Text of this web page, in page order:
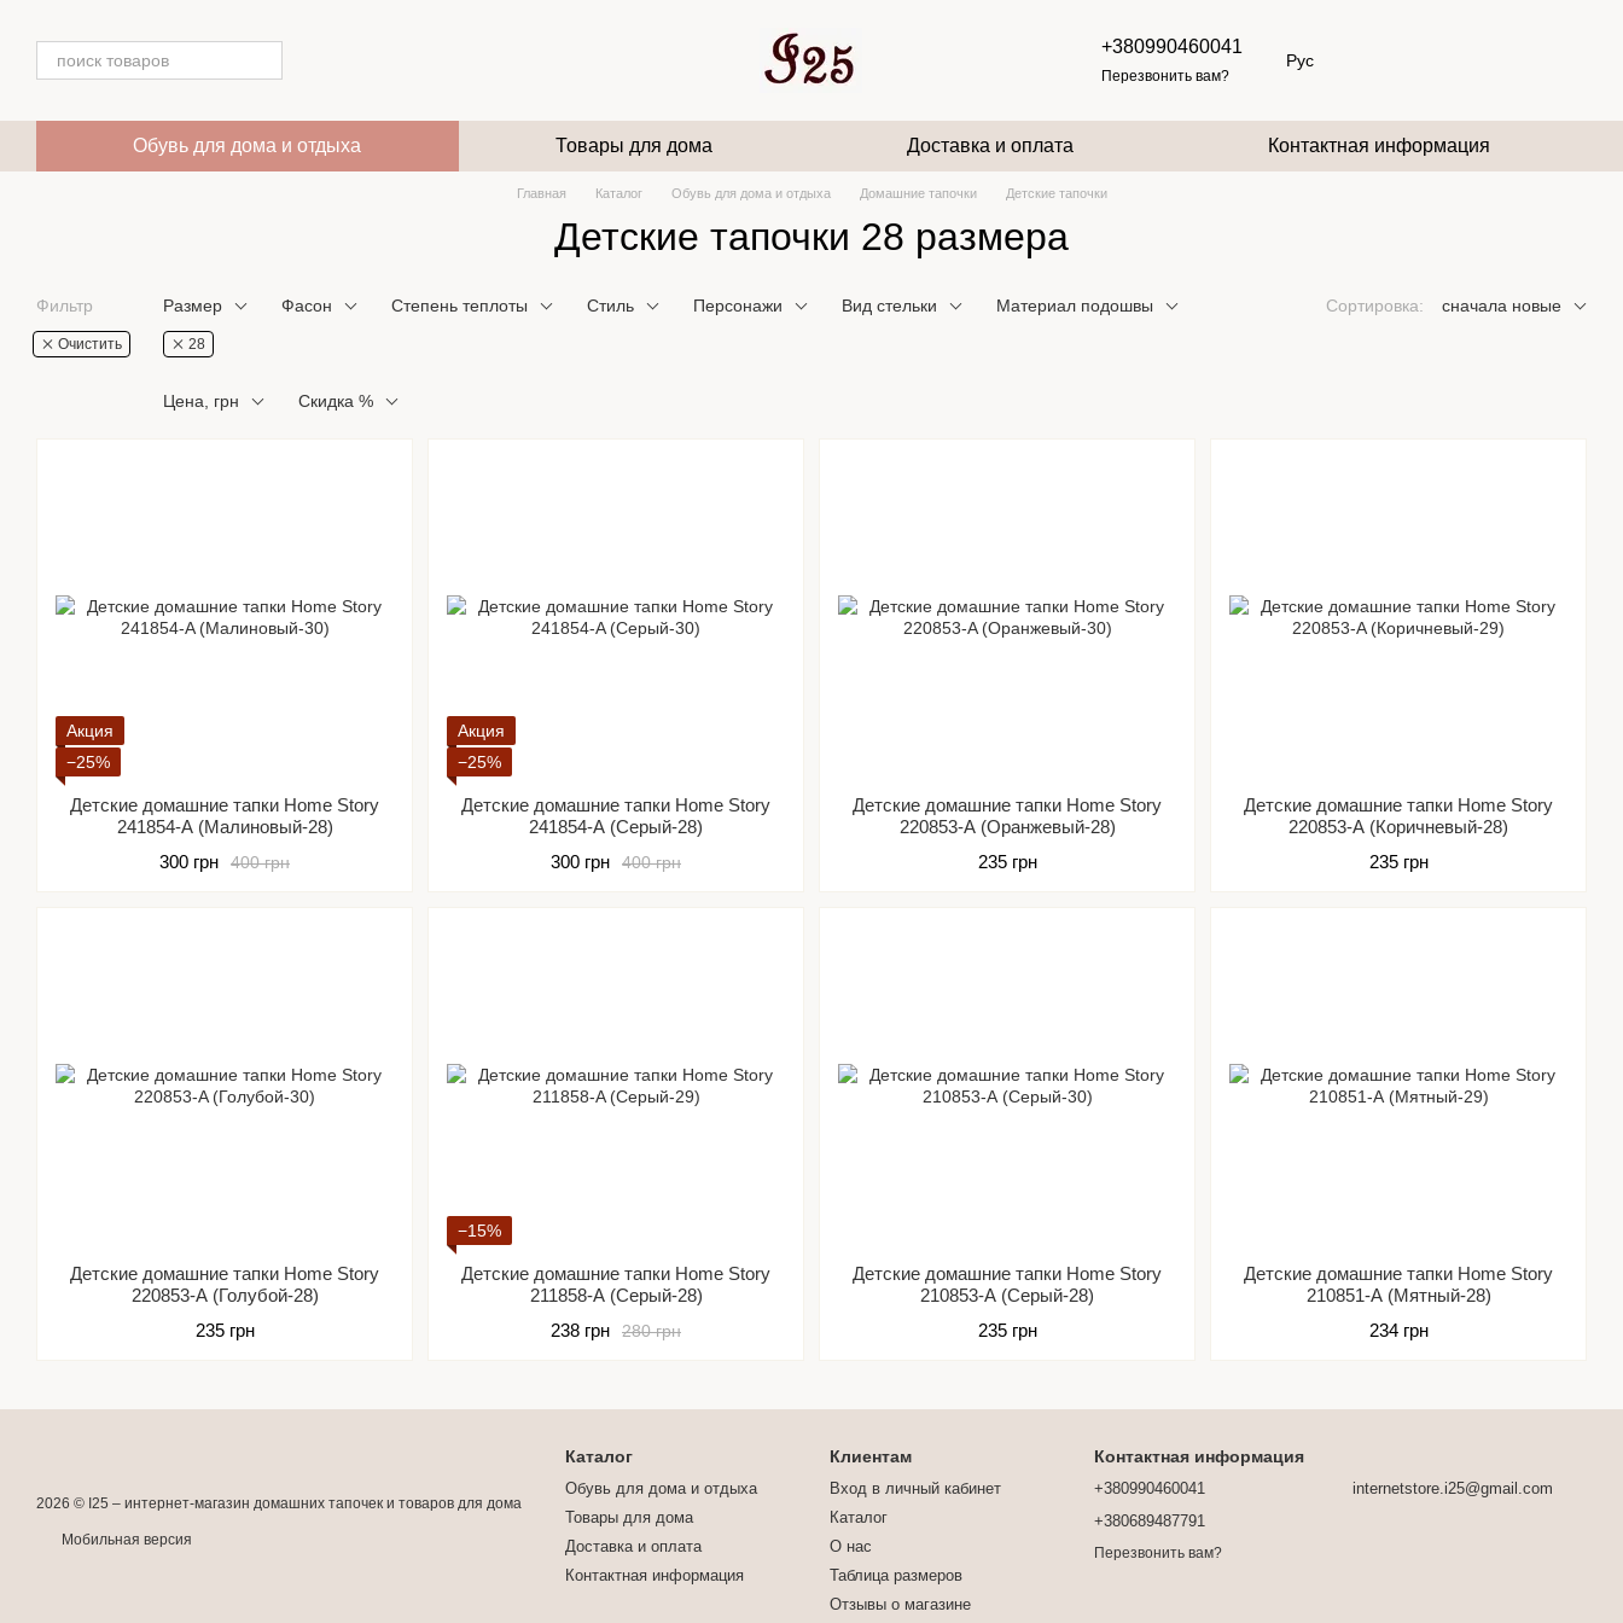
+380990460041
Перезвонить вам?
Рус
Обувь для дома и отдыха Товары для дома Доставка и оплата Контактная информация
Главная Каталог Обувь для дома и отдыха Домашние тапочки Детские тапочки
Детские тапочки 28 размера
Фильтр
Очистить
Размер
28
Фасон Степень теплоты Стиль Персонажи Вид стельки Материал подошвы
Цена, грн Скидка %
Сортировка: сначала новые
Акция
−25%
Детские домашние тапки Home Story
241854-A (Малиновый-28)
400 грн
300 грн
Акция
−25%
Детские домашние тапки Home Story
241854-A (Серый-28)
400 грн
300 грн
Детские домашние тапки Home Story
220853-A (Оранжевый-28)
235 грн
Детские домашние тапки Home Story
220853-A (Коричневый-28)
235 грн
Детские домашние тапки Home Story
220853-A (Голубой-28)
235 грн
−15%
Детские домашние тапки Home Story
211858-A (Серый-28)
280 грн
238 грн
Детские домашние тапки Home Story
210853-А (Серый-28)
235 грн
Детские домашние тапки Home Story
210851-А (Мятный-28)
234 грн
2026 © I25 – интернет-магазин домашних тапочек и товаров для дома
Мобильная версия
Каталог
Обувь для дома и отдыха
Товары для дома
Доставка и оплата
Контактная информация
Клиентам
Вход в личный кабинет
Каталог
О нас
Таблица размеров
Отзывы о магазине
Контактная информация
+380990460041
+380689487791
Перезвонить вам?
internetstore.i25@gmail.com